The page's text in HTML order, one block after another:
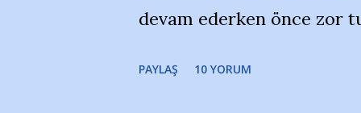
merkezlerini de
devam ederken önce zor
PAYLAŞ 10 YORUM